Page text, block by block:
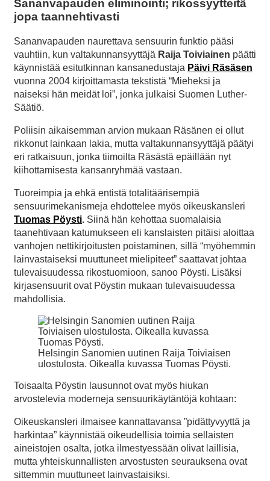
Sananvapauden eliminointi; rikossyytteitä
jopa taannehtivasti
Sananvapauden naurettava sensuurin funktio pääsi
vauhtiin, kun valtakunnansyyttäjä Raija Toiviainen päätti
käynnistää esitutkinnan kansanedustaja Päivi Räsäsen
vuonna 2004 kirjoittamasta tekstistä “Mieheksi ja
naiseksi hän meidät loi”, jonka julkaisi Suomen Luther-
Säätiö.
Poliisin aikaisemman arvion mukaan Räsänen ei ollut
rikkonut lainkaan lakia, mutta valtakunnansyyttäjä päätyi
eri ratkaisuun, jonka tiimoilta Räsästä epäillään nyt
kiihottamisesta kansanryhmää vastaan.
Tuoreimpia ja ehkä entistä totalitäärisempiä
sensuurimekanismeja ehdottelee myös oikeuskansleri
Tuomas Pöysti. Siinä hän kehottaa suomalaisia
taanehtivaan katumukseen eli kanslaisten pitäisi aloittaa
vanhojen nettikirjoitusten poistaminen, sillä “myöhemmin
lainvastaiseksi muuttuneet mielipiteet” saattavat johtaa
tulevaisuudessa rikostuomioon, sanoo Pöysti. Lisäksi
kirjasensuurit ovat Pöystin mukaan tulevaisuudessa
mahdollisia.
Helsingin Sanomien uutinen Raija Toiviaisen
ulostulosta. Oikealla kuvassa Tuomas Pöysti.
Toisaalta Pöystin lausunnot ovat myös hiukan
arvostelevia moderneja sensuurikäytäntöjä kohtaan:
Oikeuskansleri ilmaisee kannattavansa ”pidättyvyyttä ja
harkintaa” käynnistää oikeudellisia toimia sellaisten
aineistojen osalta, jotka ilmestyessään olivat laillisia,
mutta yhteiskunnallisten arvostusten seurauksena ovat
sittemmin muuttuneet lainvastaisiksi.